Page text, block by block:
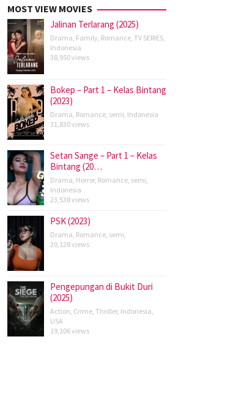
MOST VIEW MOVIES
Jalinan Terlarang (2025)
Drama, Family, Romance, TV SERIES,
Indonesia
38,950 views
Bokep – Part 1 – Kelas Bintang
(2023)
Drama, Romance, semi, Indonesia
31,830 views
Setan Sange – Part 1 – Kelas
Bintang (20…
Drama, Horror, Romance, semi,
Indonesia
23,538 views
PSK (2023)
Drama, Romance, semi,
20,128 views
Pengepungan di Bukit Duri
(2025)
Action, Crime, Thriller, Indonesia,
USA
19,106 views